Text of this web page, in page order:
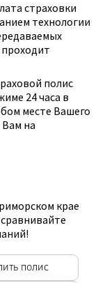
страховки
технологии
полис
24 часа в
месте Вашего
на
крае